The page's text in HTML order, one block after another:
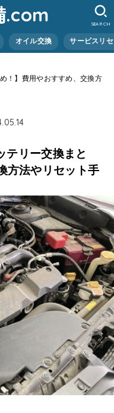
.com
オイル交換 サービスリ
SEARCH
！】費用やおすすめ、交換方
テリー交換まと
方法やリセット手